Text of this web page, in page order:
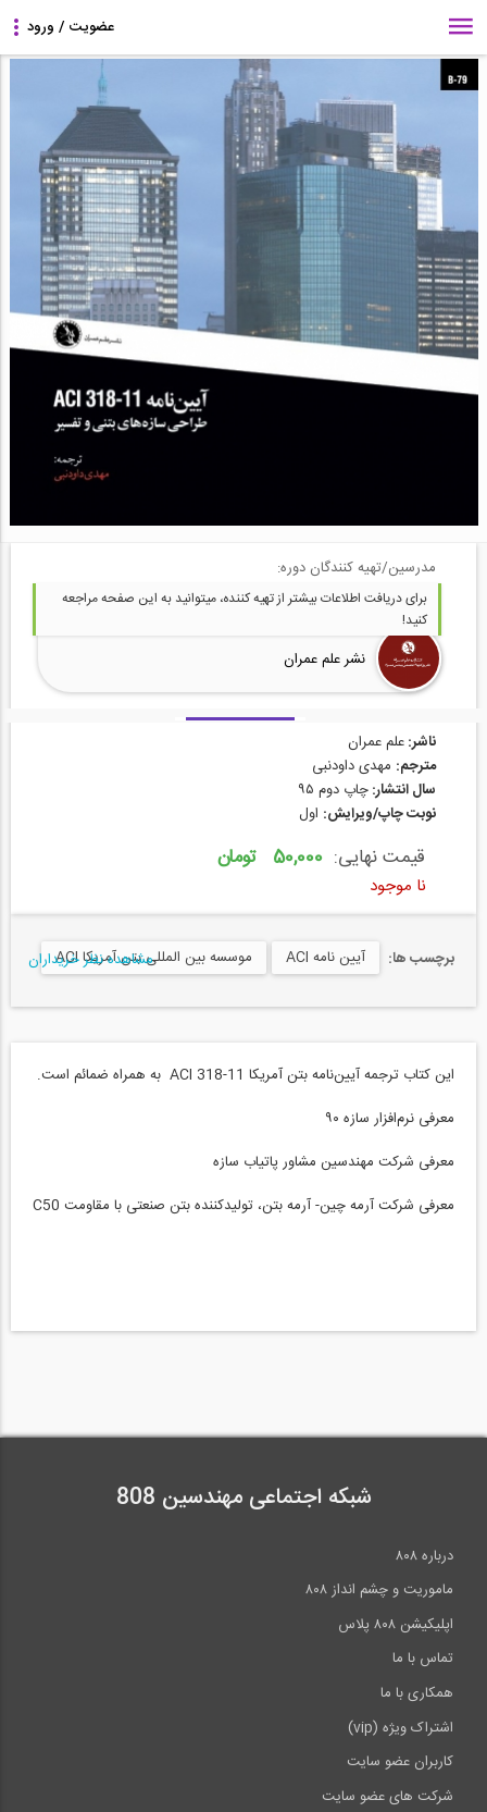
مدرسین/تهیه کنندگان دوره:
برای دریافت اطلاعات بیشتر از تهیه کننده، میتوانید به این صفحه مراجعه
کنید!
نشر علم عمران
ناشر:علم عمران
مترجم: مهدی داودنبی
سال انتشار:چاپ دوم ۹۵
نوبت چاپ/ویرایش: اول
قیمت نهایی: 50,000 تومان
نا موجود
برچسب ها: آیین نامه ACI موسسه بين‌ المللی بتن آمریکا ACI
مشاهده نظر خریداران
اين كتاب ترجمه آيين‌نامه بتن آمريكا ACI 318-11 به همراه ضمائم است.
معرفی نرم‌افزار سازه ۹۰
معرفی شركت مهندسين مشاور پاتياب سازه
معرفی شركت آرمه چين- آرمه بتن، توليدكننده بتن صنعتی با مقاومت ‍‍C50
شبکه اجتماعی مهندسین 808
درباره ۸۰۸
ماموریت و چشم انداز ۸۰۸
اپلیکیشن ۸۰۸ پلاس
تماس با ما
همکاری با ما
اشتراک ویژه (vip)
کاربران عضو سایت
شرکت های عضو سایت